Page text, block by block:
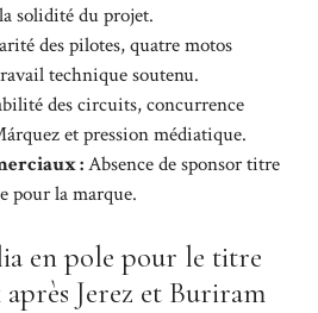
solidité du projet.
des pilotes, quatre motos
technique soutenu.
des circuits, concurrence
et pression médiatique.
:Absence de sponsor titre
pour la marque.
en pole pour le titre
Jerez et Buriram